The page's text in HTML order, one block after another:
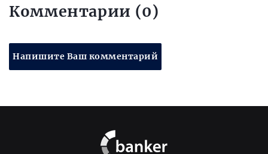
Комментарии (0)
Напишите Ваш комментарий